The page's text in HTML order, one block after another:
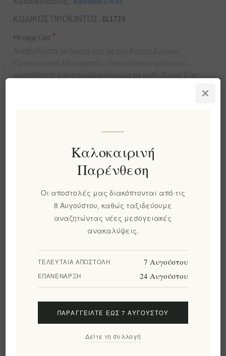
ΚΩΔΙΚΟΣ ΠΡΟΪΟΝΤΟΣ: EL1729
Message Card*
ευγνωμοσύνης, προσαρμόστε το μήνυμά σας και κάντε
€0,00 χωρίς ΦΠΑ
+ΚΑΛΆΘΙ
Προσθήκη στα αγαπημένα
Στείλτε το σε ένα φίλο
Χρόνος παράδοσης:2-4 ημερών
Καλοκαιρινή
Παρένθεση
Οι αποστολές μας διακόπτονται από τις
8 Αυγούστου, καθώς ταξιδεύουμε
αναζητώντας νέες μεσογειακές
ανακαλύψεις.
ΤΕΛΕΥΤΑΊΑ ΑΠΟΣΤΟΛΉ 7 Αυγούστου
ΕΠΑΝΈΝΑΡΞΗ 24 Αυγούστου
ΠΑΡΑΓΓΕΊΛΤΕ ΈΩΣ 7 ΑΥΓΟΎΣΤΟΥ
Δείτε τη συλλογή